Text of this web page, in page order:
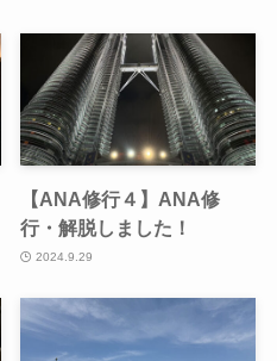
【ANA修行４】ANA修
行・解脱しました！
2024.9.29